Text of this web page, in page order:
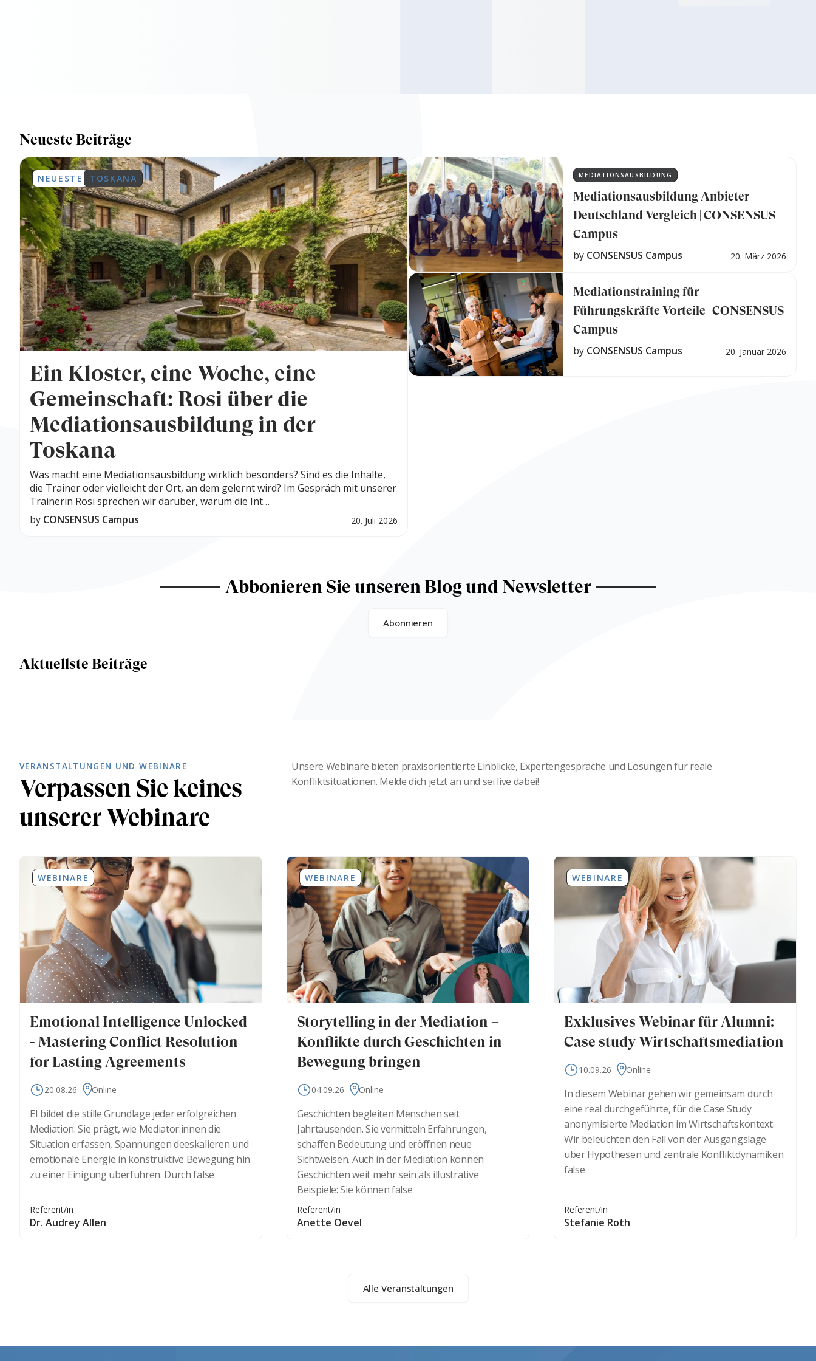
Neueste Beiträge
NEUESTE TOSKANA
Ein Kloster, eine Woche, eine
Gemeinschaft: Rosi über die
Mediationsausbildung in der
Toskana
Was macht eine Mediationsausbildung wirklich besonders? Sind es die Inhalte,
die Trainer oder vielleicht der Ort, an dem gelernt wird? Im Gespräch mit unserer
Trainerin Rosi sprechen wir darüber, warum die Int…
by CONSENSUS Campus 20. Juli 2026
MEDIATIONSAUSBILDUNG
Mediationsausbildung Anbieter
Deutschland Vergleich | CONSENSUS
Campus
by CONSENSUS Campus 20. März 2026
Mediationstraining für
Führungskräfte Vorteile | CONSENSUS
Campus
by CONSENSUS Campus 20. Januar 2026
Abbonieren Sie unseren Blog und Newsletter
Abonnieren
Aktuellste Beiträge
VERANSTALTUNGEN UND WEBINARE
Verpassen Sie keines
unserer Webinare
Unsere Webinare bieten praxisorientierte Einblicke, Expertengespräche und Lösungen für reale
Konfliktsituationen. Melde dich jetzt an und sei live dabei!
WEBINARE
Emotional Intelligence Unlocked
- Mastering Conflict Resolution
for Lasting Agreements
20.08.26 Online
EI bildet die stille Grundlage jeder erfolgreichen
Mediation: Sie prägt, wie Mediator:innen die
Situation erfassen, Spannungen deeskalieren und
emotionale Energie in konstruktive Bewegung hin
zu einer Einigung überführen. Durch false
Referent/in
Dr. Audrey Allen
WEBINARE
Storytelling in der Mediation –
Konflikte durch Geschichten in
Bewegung bringen
04.09.26 Online
Geschichten begleiten Menschen seit
Jahrtausenden. Sie vermitteln Erfahrungen,
schaffen Bedeutung und eröffnen neue
Sichtweisen. Auch in der Mediation können
Geschichten weit mehr sein als illustrative
Beispiele: Sie können false
Referent/in
Anette Oevel
WEBINARE
Exklusives Webinar für Alumni:
Case study Wirtschaftsmediation
10.09.26 Online
In diesem Webinar gehen wir gemeinsam durch
eine real durchgeführte, für die Case Study
anonymisierte Mediation im Wirtschaftskontext.
Wir beleuchten den Fall von der Ausgangslage
über Hypothesen und zentrale Konfliktdynamiken
false
Referent/in
Stefanie Roth
Alle Veranstaltungen